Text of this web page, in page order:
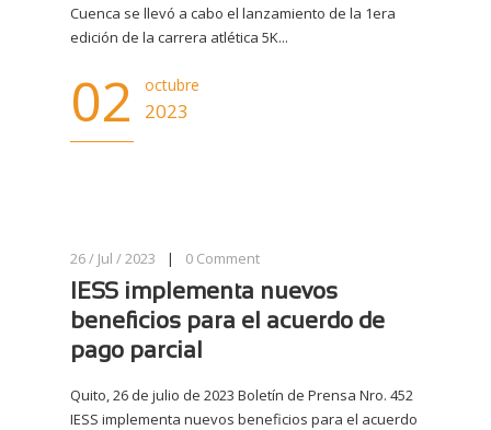
Cuenca se llevó a cabo el lanzamiento de la 1era
edición de la carrera atlética 5K...
02 octubre
2023
26 / Jul / 2023 | 0 Comment
IESS implementa nuevos
beneficios para el acuerdo de
pago parcial
Quito, 26 de julio de 2023 Boletín de Prensa Nro. 452
IESS implementa nuevos beneficios para el acuerdo